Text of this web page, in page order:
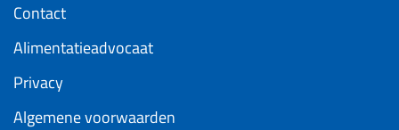
Contact
Alimentatieadvocaat
Privacy
Algemene voorwaarden